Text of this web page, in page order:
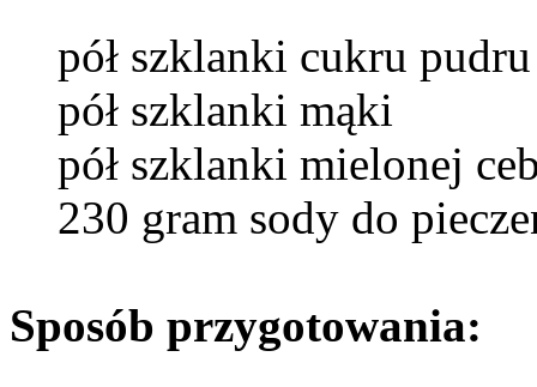
pół szklanki cukru pudru
pół szklanki mąki
pół szklanki mielonej
230 gram sody do
Sposób przygotowania: